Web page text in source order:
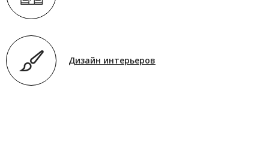
Дизайн интерьеров